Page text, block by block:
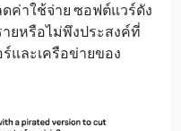
ค่าใช้จ่าย ซอฟต์แวร์ดัง
ยหรือไม่พึงประสงค์ที่
และเครือข่ายของ